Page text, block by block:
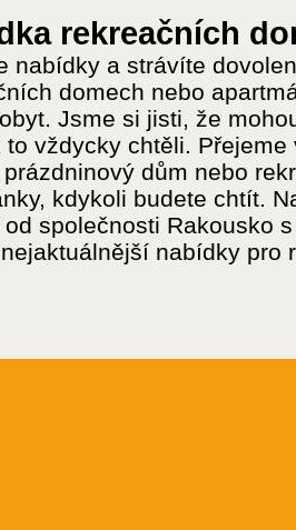
rekreačních
nabídky a strávíte
domech nebo
Jsme si jisti, že
vždycky chtěli.
dům nebo
kdykoli budete chtít.
společnosti Rakousko
nabídky